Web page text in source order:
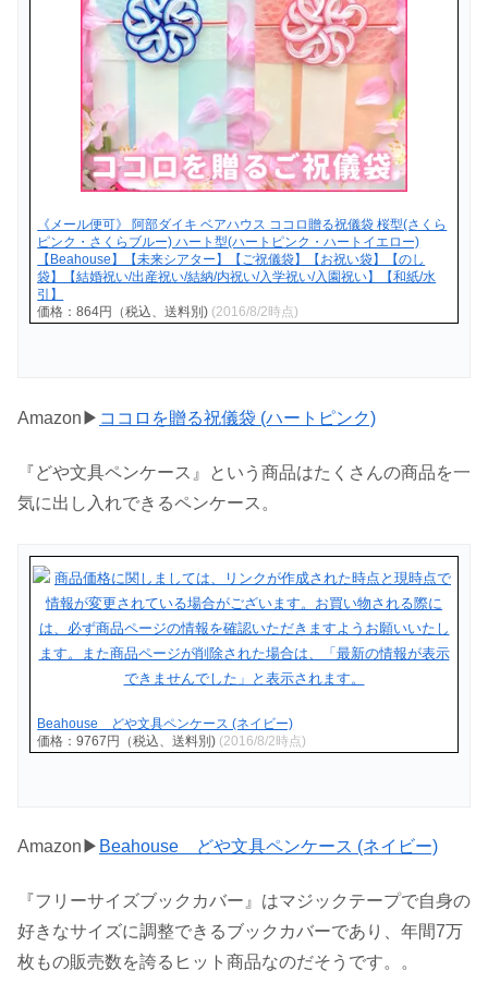
《メール便可》 阿部ダイキ ベアハウス ココロ贈る祝儀袋 桜型(さくら
ピンク・さくらブルー) ハート型(ハートピンク・ハートイエロー)
【Beahouse】【未来シアター】【ご祝儀袋】【お祝い袋】【のし
袋】【結婚祝い/出産祝い/結納/内祝い/入学祝い/入園祝い】【和紙/水
引】
価格：864円（税込、送料別) (2016/8/2時点)
Amazon▶ ココロを贈る祝儀袋 (ハートピンク)
『どや文具ペンケース』という商品はたくさんの商品を一
気に出し入れできるペンケース。
Beahouse どや文具ペンケース (ネイビー)
価格：9767円（税込、送料別) (2016/8/2時点)
Amazon▶ Beahouse どや文具ペンケース (ネイビー)
『フリーサイズブックカバー』はマジックテープで自身の
好きなサイズに調整できるブックカバーであり、年間7万
枚もの販売数を誇るヒット商品なのだそうです。。